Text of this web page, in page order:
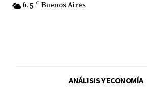
6.5 C Buenos Aires
ANÁLISIS Y ECONOMÍA